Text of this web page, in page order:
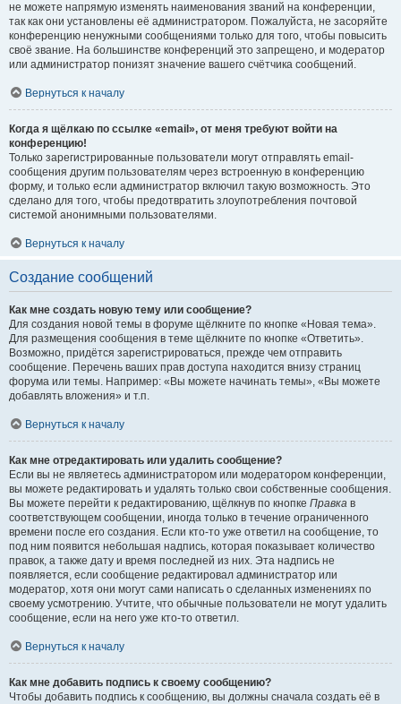
не можете напрямую изменять наименования званий на конференции,
так как они установлены её администратором. Пожалуйста, не засоряйте
конференцию ненужными сообщениями только для того, чтобы повысить
своё звание. На большинстве конференций это запрещено, и модератор
или администратор понизят значение вашего счётчика сообщений.
Вернуться к началу
Когда я щёлкаю по ссылке «email», от меня требуют войти на
конференцию!
Только зарегистрированные пользователи могут отправлять email-
сообщения другим пользователям через встроенную в конференцию
форму, и только если администратор включил такую возможность. Это
сделано для того, чтобы предотвратить злоупотребления почтовой
системой анонимными пользователями.
Вернуться к началу
Создание сообщений
Как мне создать новую тему или сообщение?
Для создания новой темы в форуме щёлкните по кнопке «Новая тема».
Для размещения сообщения в теме щёлкните по кнопке «Ответить».
Возможно, придётся зарегистрироваться, прежде чем отправить
сообщение. Перечень ваших прав доступа находится внизу страниц
форума или темы. Например: «Вы можете начинать темы», «Вы можете
добавлять вложения» и т.п.
Вернуться к началу
Как мне отредактировать или удалить сообщение?
Если вы не являетесь администратором или модератором конференции,
вы можете редактировать и удалять только свои собственные сообщения.
Вы можете перейти к редактированию, щёлкнув по кнопке Правка в
соответствующем сообщении, иногда только в течение ограниченного
времени после его создания. Если кто-то уже ответил на сообщение, то
под ним появится небольшая надпись, которая показывает количество
правок, а также дату и время последней из них. Эта надпись не
появляется, если сообщение редактировал администратор или
модератор, хотя они могут сами написать о сделанных изменениях по
своему усмотрению. Учтите, что обычные пользователи не могут удалить
сообщение, если на него уже кто-то ответил.
Вернуться к началу
Как мне добавить подпись к своему сообщению?
Чтобы добавить подпись к сообщению, вы должны сначала создать её в